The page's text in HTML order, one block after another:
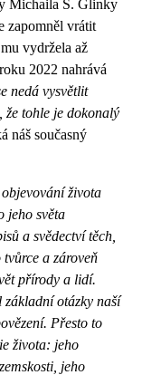
Michaila S. Glinky
zapomněl vrátit
vydržela až
2022 nahrává
nedá vysvětlit
že tohle je dokonalý
náš současný
života
jeho světa
a svědectví těch,
a zároveň
přírody a lidí.
základní otázky naší
Přesto to
života: jeho
jeho